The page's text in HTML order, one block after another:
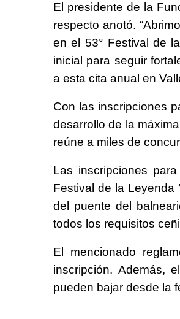
El presidente de la
respecto anotó.
en el 53° Festival de
inicial para seguir
a esta cita anual en
Con las inscripciones
desarrollo de la
reúne a miles de
Las inscripciones
Festival de la
del puente del
todos los requisitos
El mencionado
inscripción. Además,
pueden bajar desde la